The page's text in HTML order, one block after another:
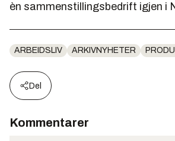
èn sammenstillingsbedrift igjen i
ARBEIDSLIV ARKIVNYHETER
Del
Kommentarer